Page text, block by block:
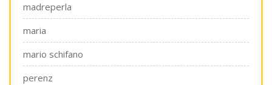
madreperla
maria
mario schifano
perenz